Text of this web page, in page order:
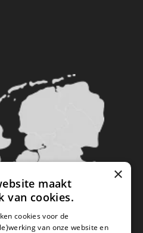
×
maakt
van cookies.
cookies voor de
van onze website en